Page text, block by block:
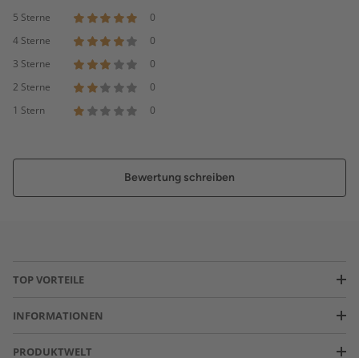
5 Sterne
0
4 Sterne
0
3 Sterne
0
2 Sterne
0
1 Stern
0
Bewertung schreiben
TOP VORTEILE
INFORMATIONEN
PRODUKTWELT